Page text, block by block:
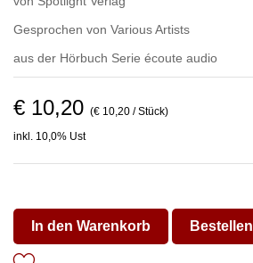
Gesprochen von Various Artists
aus der Hörbuch Serie écoute audio
€ 10,20 (€ 10,20 / Stück)
inkl. 10,0% Ust
In den Warenkorb Bestellen